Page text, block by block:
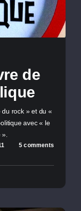
de
rock » et du «
avec « le
5 comments